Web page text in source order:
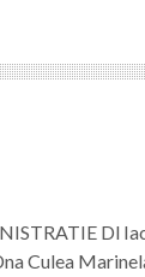
Dl
Culea